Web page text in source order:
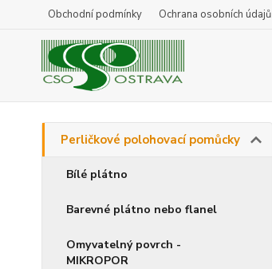
Obchodní podmínky Ochrana osobních údajů
Perličkové polohovací pomůcky
Bílé plátno
Barevné plátno nebo flanel
Omyvatelný povrch -
MIKROPOR